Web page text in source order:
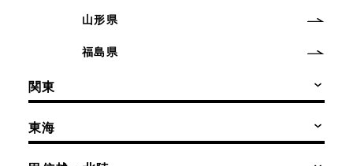
山形県
福島県
関東
東海